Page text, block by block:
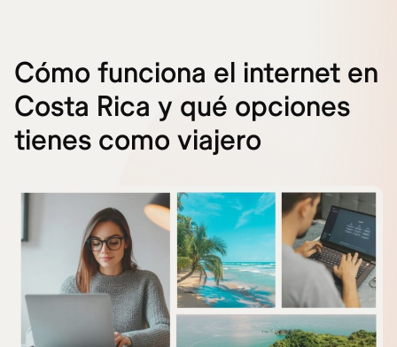
Cómo funciona el internet en
Costa Rica y qué opciones
tienes como viajero